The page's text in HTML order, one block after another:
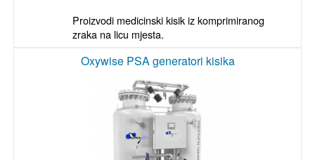
Proizvodi medicinski kisik iz komprimiranog
zraka na licu mjesta.
Oxywise PSA generatori kisika